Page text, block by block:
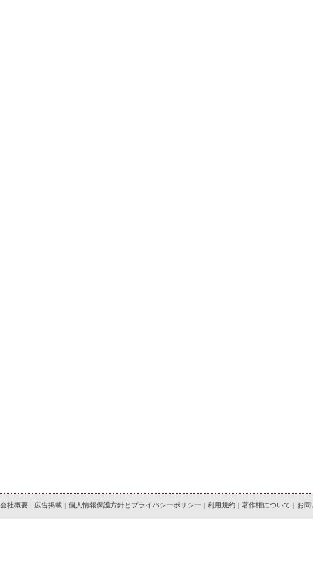
会社概要 | 広告掲載 | 個人情報保護方針とプライバシーポリシー | 利用規約 | 著作権について | お問